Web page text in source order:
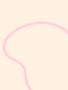
KB suntik 3